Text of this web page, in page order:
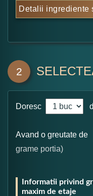
Detalii ingrediente
2
Doresc
Avand o greutate de
grame portia)
Informatii privind
maxim de etaje